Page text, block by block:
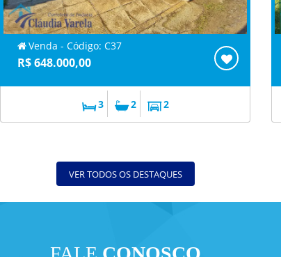
Venda - Código: C37
R$ 648.000,00
3 2 2
VER TODOS OS DESTAQUES